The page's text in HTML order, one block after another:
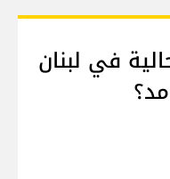
في لبنان